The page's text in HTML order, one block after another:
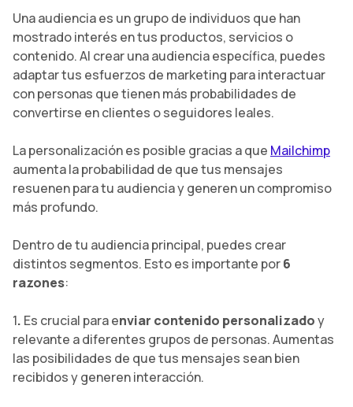
Una audiencia es un grupo de individuos que han
mostrado interés en tus productos, servicios o
contenido. Al crear una audiencia específica, puedes
adaptar tus esfuerzos de marketing para interactuar
con personas que tienen más probabilidades de
convertirse en clientes o seguidores leales.
La personalización es posible gracias a que Mailchimp
aumenta la probabilidad de que tus mensajes
resuenen para tu audiencia y generen un compromiso
más profundo.
Dentro de tu audiencia principal, puedes crear
distintos segmentos. Esto es importante por6
razones:
1. Es crucial para enviar contenido personalizadoy
relevante a diferentes grupos de personas. Aumentas
las posibilidades de que tus mensajes sean bien
recibidos y generen interacción.